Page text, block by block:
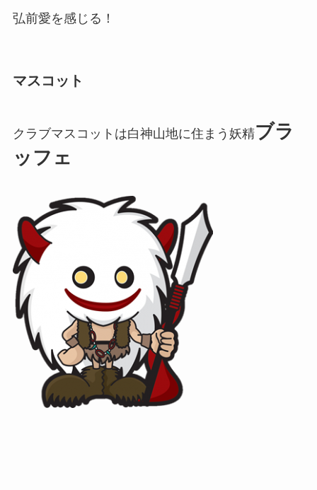
弘前愛を感じる！
マスコット
クラブマスコットは白神山地に住まう妖精ブラ
ッフェ